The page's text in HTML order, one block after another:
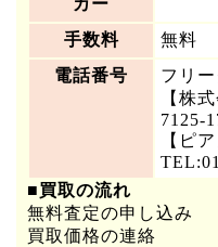
カー
手数料
無料
電話番号
フリ
【株
7125-
【ピ
■買取の流れ
無料査定の申し込み
買取価格の連絡